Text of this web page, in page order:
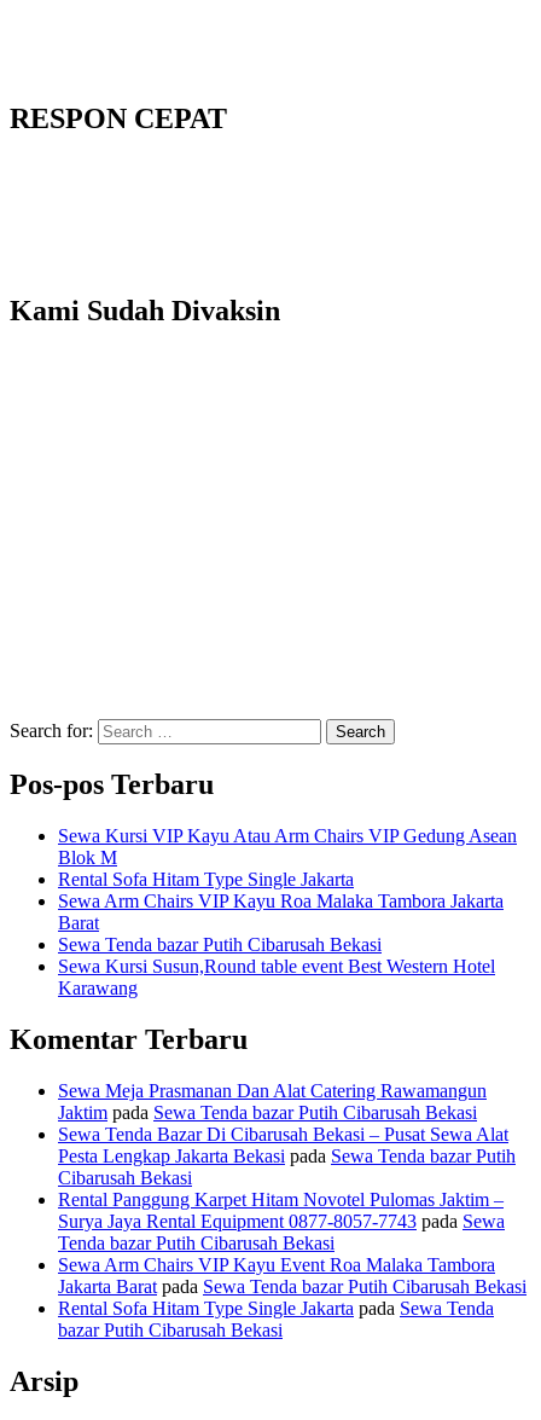
RESPON CEPAT
Kami Sudah Divaksin
Search for: Search
Pos-pos Terbaru
Sewa Kursi VIP Kayu Atau Arm Chairs VIP Gedung Asean
Blok M
Rental Sofa Hitam Type Single Jakarta
Sewa Arm Chairs VIP Kayu Roa Malaka Tambora Jakarta
Barat
Sewa Tenda bazar Putih Cibarusah Bekasi
Sewa Kursi Susun,Round table event Best Western Hotel
Karawang
Komentar Terbaru
Sewa Meja Prasmanan Dan Alat Catering Rawamangun
Jaktim pada Sewa Tenda bazar Putih Cibarusah Bekasi
Sewa Tenda Bazar Di Cibarusah Bekasi – Pusat Sewa Alat
Pesta Lengkap Jakarta Bekasi pada Sewa Tenda bazar Putih
Cibarusah Bekasi
Rental Panggung Karpet Hitam Novotel Pulomas Jaktim –
Surya Jaya Rental Equipment 0877-8057-7743 pada Sewa
Tenda bazar Putih Cibarusah Bekasi
Sewa Arm Chairs VIP Kayu Event Roa Malaka Tambora
Jakarta Barat pada Sewa Tenda bazar Putih Cibarusah Bekasi
Rental Sofa Hitam Type Single Jakarta pada Sewa Tenda
bazar Putih Cibarusah Bekasi
Arsip